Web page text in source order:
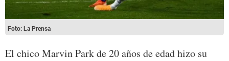
Foto: La Prensa
El chico Marvin Park de 20 años de edad hizo su